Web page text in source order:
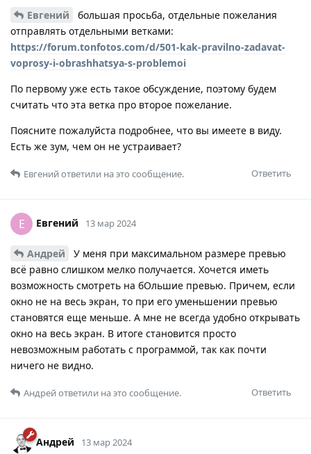
Евгений
большая просьба, отдельные пожелания
отправлять отдельными ветками:
https://forum.tonfotos.com/d/501-kak-pravilno-zadavat-
voprosy-i-obrashhatsya-s-problemoi
По первому уже есть такое обсуждение, поэтому будем
считать что эта ветка про второе пожелание.
Поясните пожалуйста подробнее, что вы имеете в виду.
Есть же зум, чем он не устраивает?
Ответить
Евгенийответили на это сообщение.
Е Евгений 13 мар 2024
Андрей
У меня при максимальном размере превью
всё равно слишком мелко получается. Хочется иметь
возможность смотреть на бОльшие превью. Причем, если
окно не на весь экран, то при его уменьшении превью
становятся еще меньше. А мне не всегда удобно открывать
окно на весь экран. В итоге становится просто
невозможным работать с программой, так как почти
ничего не видно.
Ответить
Андрейответили на это сообщение.
Андрей 13 мар 2024